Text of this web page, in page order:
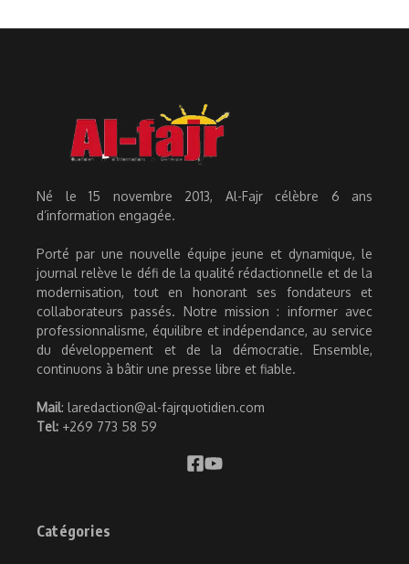
Né le 15 novembre 2013, Al-Fajr célèbre 6 ans
d’information engagée.
Porté par une nouvelle équipe jeune et dynamique, le
journal relève le défi de la qualité rédactionnelle et de la
modernisation, tout en honorant ses fondateurs et
collaborateurs passés. Notre mission : informer avec
professionnalisme, équilibre et indépendance, au service
du développement et de la démocratie. Ensemble,
continuons à bâtir une presse libre et fiable.
Mail: laredaction@al-fajrquotidien.com
Tel: +269 773 58 59
Catégories